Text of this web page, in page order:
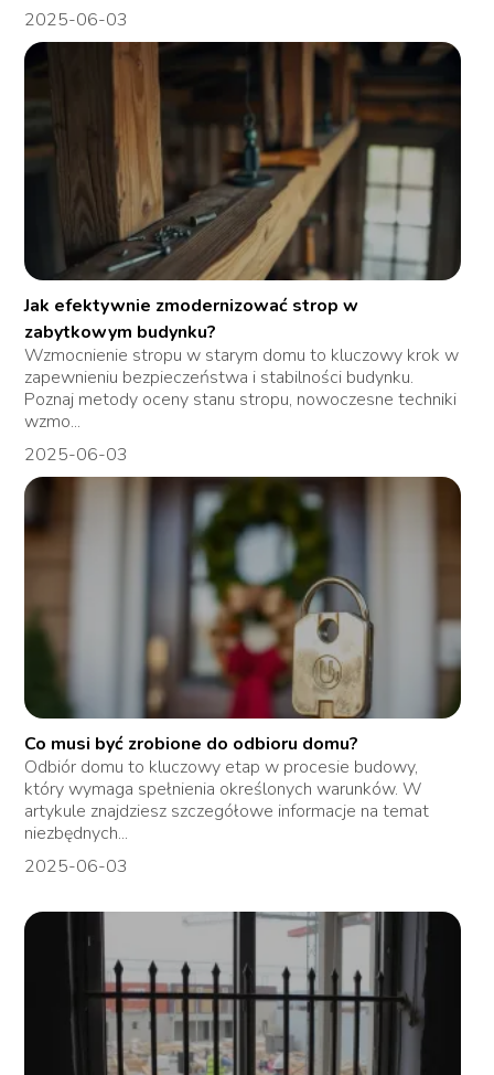
2025-06-03
Jak efektywnie zmodernizować strop w
zabytkowym budynku?
Wzmocnienie stropu w starym domu to kluczowy krok w
zapewnieniu bezpieczeństwa i stabilności budynku.
Poznaj metody oceny stanu stropu, nowoczesne techniki
wzmo...
2025-06-03
Co musi być zrobione do odbioru domu?
Odbiór domu to kluczowy etap w procesie budowy,
który wymaga spełnienia określonych warunków. W
artykule znajdziesz szczegółowe informacje na temat
niezbędnych...
2025-06-03